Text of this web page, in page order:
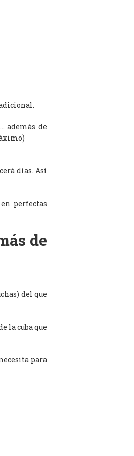
además de
días. Así
perfectas
de
del que
la cuba que
para